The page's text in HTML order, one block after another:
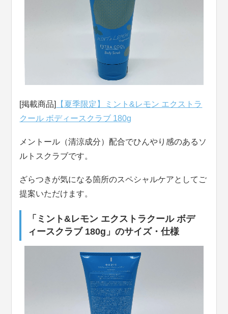
[掲載商品]
【夏季限定】ミント&レモン エクストラ
クール ボディースクラブ 180g
メントール（清涼成分）配合でひんやり感のあるソ
ルトスクラブです。
ざらつきが気になる箇所のスペシャルケアとしてご
提案いただけます。
「ミント&レモン エクストラクール ボデ
ィースクラブ 180g」のサイズ・仕様